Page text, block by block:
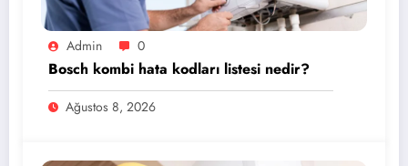
Admin 0
Bosch kombi hata kodları listesi nedir?
Ağustos 8, 2026